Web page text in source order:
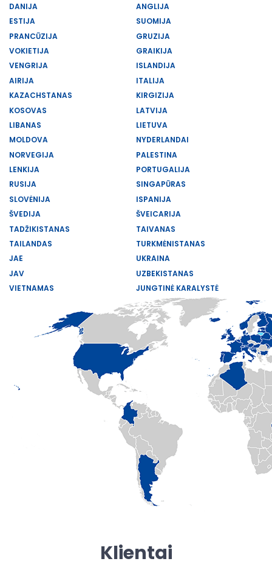
DANIJA
ANGLIJA
ESTIJA
SUOMIJA
PRANCŪZIJA
GRUZIJA
VOKIETIJA
GRAIKIJA
VENGRIJA
ISLANDIJA
AIRIJA
ITALIJA
KAZACHSTANAS
KIRGIZIJA
KOSOVAS
LATVIJA
LIBANAS
LIETUVA
MOLDOVA
NYDERLANDAI
NORVEGIJA
PALESTINA
LENKIJA
PORTUGALIJA
RUSIJA
SINGAPŪRAS
SLOVĖNIJA
ISPANIJA
ŠVEDIJA
ŠVEICARIJA
TADŽIKISTANAS
TAIVANAS
TAILANDAS
TURKMĖNISTANAS
JAE
UKRAINA
JAV
UZBEKISTANAS
VIETNAMAS
JUNGTINĖ KARALYSTĖ
Klientai